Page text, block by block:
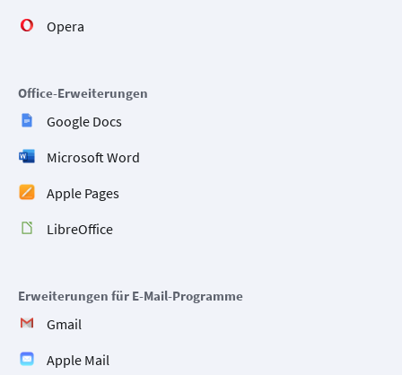
Opera
Office-Erweiterungen
Google Docs
Microsoft Word
Apple Pages
LibreOffice
Erweiterungen für E-Mail-Programme
Gmail
Apple Mail